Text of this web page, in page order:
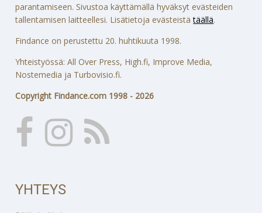
parantamiseen. Sivustoa käyttämällä hyväksyt evästeiden
tallentamisen laitteellesi. Lisätietoja evästeistätäällä.
Findance on perustettu 20. huhtikuuta 1998.
Yhteistyössä: All Over Press, High.fi, Improve Media,
Nostemedia ja Turbovisio.fi.
Copyright Findance.com 1998 - 2026
YHTEYS